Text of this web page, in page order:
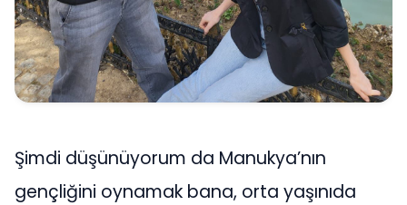
Şimdi düşünüyorum da Manukya’nın
gençliğini oynamak bana, orta yaşınıda